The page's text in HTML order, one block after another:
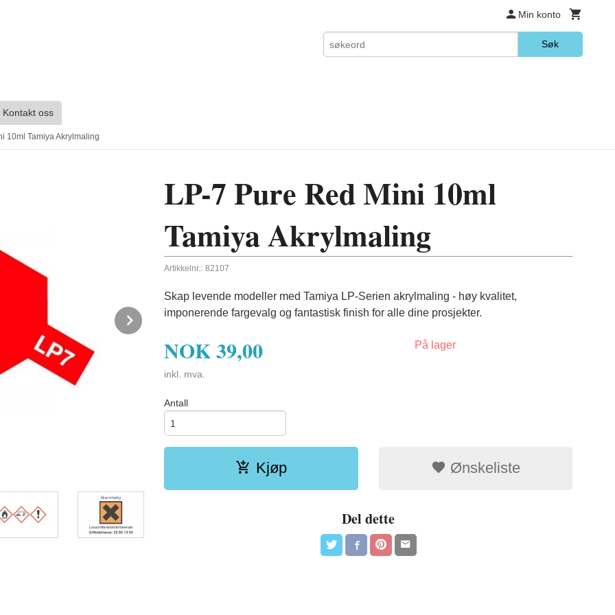
Min konto
Søk
Kontakt oss
10ml Tamiya Akrylmaling
Next
LP-7 Pure Red Mini 10ml
Tamiya Akrylmaling
Artikkelnr.: 82107
Skap levende modeller med Tamiya LP-Serien akrylmaling - høy kvalitet,
imponerende fargevalg og fantastisk finish for alle dine prosjekter.
NOK39,00
inkl. mva.
På lager
Antall
Kjøp Ønskeliste
Del dette